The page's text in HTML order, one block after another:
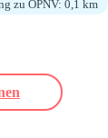
zu ÖPNV: 0,1 km